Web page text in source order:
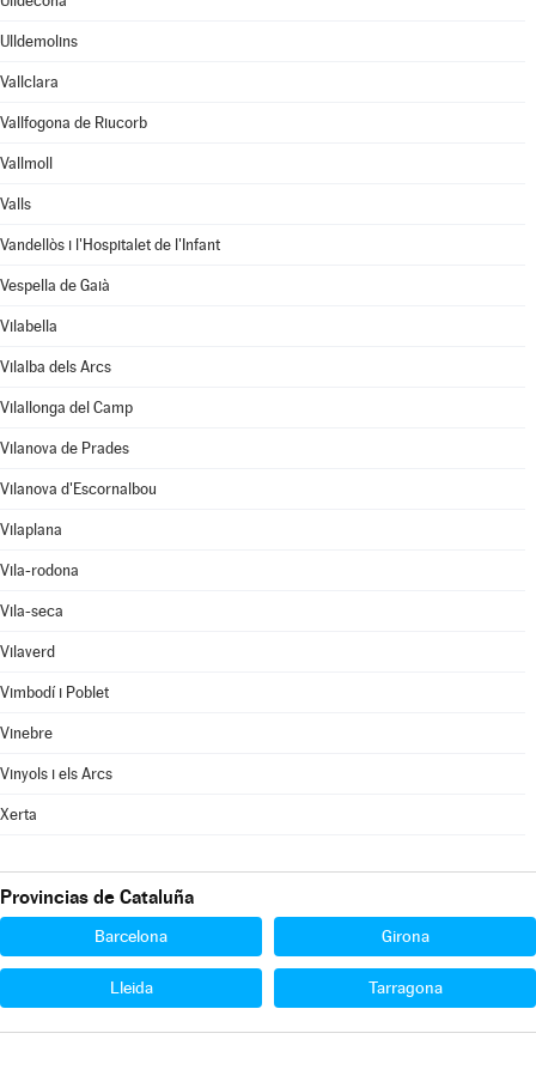
Ulldemolins
Vallclara
Vallfogona de Riucorb
Vallmoll
Valls
Vandellòs i l'Hospitalet de l'Infant
Vespella de Gaià
Vilabella
Vilalba dels Arcs
Vilallonga del Camp
Vilanova de Prades
Vilanova d'Escornalbou
Vilaplana
Vila-rodona
Vila-seca
Vilaverd
Vimbodí i Poblet
Vinebre
Vinyols i els Arcs
Xerta
Provincias de Cataluña
Barcelona Girona
Lleida Tarragona